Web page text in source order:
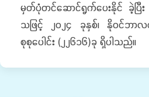
မှတ်ပုံတင်ဆောင်ရွက်ပေးနိုင် ခဲ့ပြီ
သဖြင့် ၂၀၂၄ ခုနှစ်၊ နိုဝင်ဘာ
စုစုပေါင်း (၂၂၆၁၆)ခု ရှိပါသည်။